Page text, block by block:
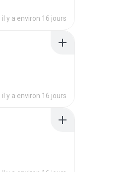
il y a environ 16 jours
il y a environ 16 jours